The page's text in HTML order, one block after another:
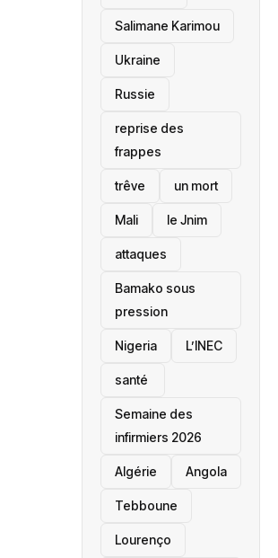
Salimane Karimou
Ukraine
Russie
reprise des
frappes
trêve un mort
Mali le Jnim
attaques
Bamako sous
pression
‎Nigeria L’INEC
santé ‎
Semaine des
infirmiers 2026
‎Algérie Angola
Tebboune
Lourenço